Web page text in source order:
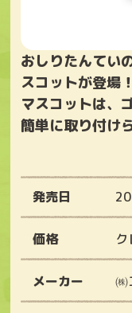
おしりたんてい
スコットが登場
マスコットは、
簡単に取り付け
発売日
価格
メーカー ㈱